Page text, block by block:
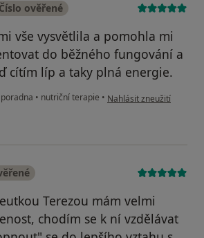
Číslo ověřené
vše vysvětlila a pomohla mi
do běžného fungování a
cítím líp a taky plná energie.
• nutriční terapie • podle názoru uživatele
Nahlásit zneužití
Terezou mám velmi
chodím se k ní vzdělávat